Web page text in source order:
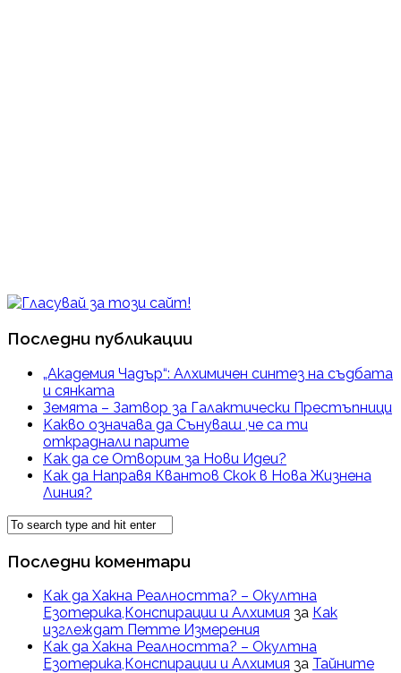
Последни публикации
„Академия Чадър“: Алхимичен синтез на съдбата
и сянката
Земята – Затвор за Галактически Престъпници
Kакво означава да Сънуваш ,че са ти
откраднали парите
Как да се Отворим за Нови Идеи?
Как да Направя Квантов Скок в Нова Жизнена
Линия?
Последни коментари
Как да Хакна Реалността? – Окултна
Езотерика,Конспирации и Алхимия за Как
изглеждат Петте Измерения
Как да Хакна Реалността? – Окултна
Езотерика,Конспирации и Алхимия за Тайните